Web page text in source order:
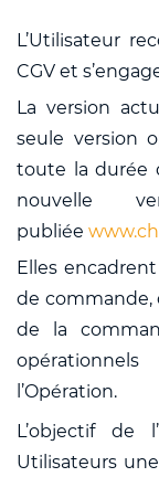
L’Utilisateur
CGV et
La version
seule version
toute la durée
nouvelle
publiée
Elles
de commande,
de la
l’Opération.
L’objectif de
Utilisateurs